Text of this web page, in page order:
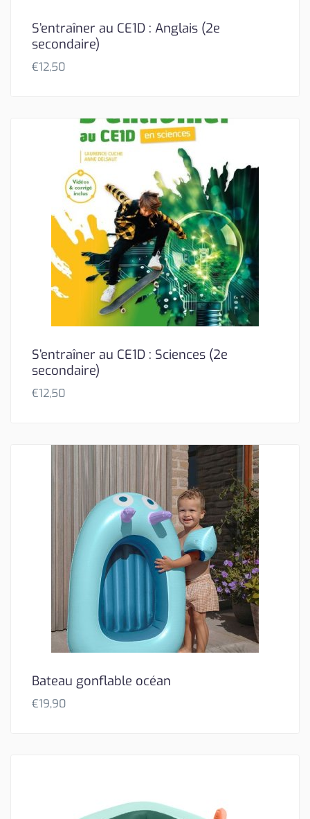
S’entraîner au CE1D : Anglais (2e
secondaire)
€12,50
S’entraîner au CE1D : Sciences (2e
secondaire)
€12,50
Bateau gonflable océan
€19,90